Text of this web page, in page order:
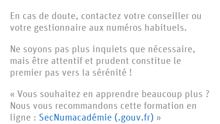
En cas de doute, contactez votre conseiller ou
votre gestionnaire aux numéros habituels.
Ne soyons pas plus inquiets que nécessaire,
mais être attentif et prudent constitue le
premier pas vers la sérénité !
« Vous souhaitez en apprendre beaucoup plus ?
Nous vous recommandons cette formation en
ligne : SecNumacadémie (.gouv.fr) »